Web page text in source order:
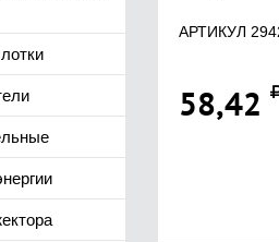
АРТИКУЛ
58,42